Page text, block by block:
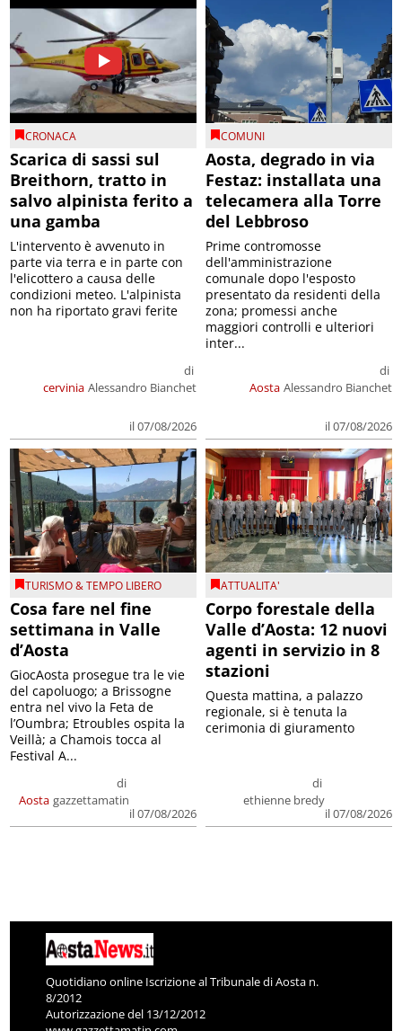
CRONACA
Scarica di sassi sul
Breithorn, tratto in
salvo alpinista ferito a
una gamba
cervinia
di
Alessandro Bianchet
il 07/08/2026
L'intervento è avvenuto in
parte via terra e in parte con
l'elicottero a causa delle
condizioni meteo. L'alpinista
non ha riportato gravi ferite
COMUNI
Aosta, degrado in via
Festaz: installata una
telecamera alla Torre
del Lebbroso
Aosta
di
Alessandro Bianchet
il 07/08/2026
Prime contromosse
dell'amministrazione
comunale dopo l'esposto
presentato da residenti della
zona; promessi anche
maggiori controlli e ulteriori
inter...
TURISMO & TEMPO LIBERO
Cosa fare nel fine
settimana in Valle
d’Aosta
Aosta
di
gazzettamatin
il 07/08/2026
GiocAosta prosegue tra le vie
del capoluogo; a Brissogne
entra nel vivo la Feta de
l’Oumbra; Etroubles ospita la
Veillà; a Chamois tocca al
Festival A...
ATTUALITA'
Corpo forestale della
Valle d’Aosta: 12 nuovi
agenti in servizio in 8
stazioni
di
ethienne bredy
il 07/08/2026
Questa mattina, a palazzo
regionale, si è tenuta la
cerimonia di giuramento
Quotidiano online Iscrizione al Tribunale di Aosta n.
8/2012
Autorizzazione del 13/12/2012